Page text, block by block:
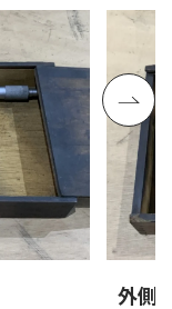
外側